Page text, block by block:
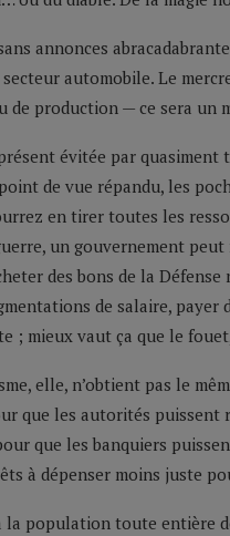
annonces
automobile. Le
de production — ce sera un
évitée par
de vue répandu, les
en tirer toutes les
un gouvernement
des bons de la
de salaire, payer
; mieux vaut ça que le
elle, n’obtient pas le
que les autorités
que les banquiers
à dépenser moins juste
la population toute entière